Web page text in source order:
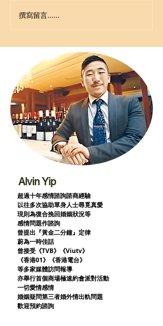
撰寫留言......
Alvin Yip
超過十年感情諮詢諮商經驗
以往多次協助單身人士尋覓真愛
現則為復合挽回婚姻狀況等
感情問題作諮詢
曾提出『黃金二分鐘』定律
蔚為一時佳話
曾接受《TVB》《Viutv》
《香港01》
《香港電台》
等多家媒體訪問報導
亦舉行首個商場極速約會派對活動
一切愛情感情
婚姻疑問第三者婚外情出軌問題
歡迎預約諮詢